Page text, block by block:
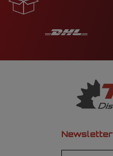
Newsletter